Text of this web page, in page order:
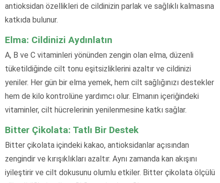
antioksidan özellikleri de cildinizin parlak ve sağlıklı kalmasına
katkıda bulunur.
Elma: Cildinizi Aydınlatın
A, B ve C vitaminleri yönünden zengin olan elma, düzenli
tüketildiğinde cilt tonu eşitsizliklerini azaltır ve cildinizi
yeniler. Her gün bir elma yemek, hem cilt sağlığınızı destekler
hem de kilo kontrolüne yardımcı olur. Elmanın içeriğindeki
vitaminler, cilt hücrelerinin yenilenmesine katkı sağlar.
Bitter Çikolata: Tatlı Bir Destek
Bitter çikolata içindeki kakao, antioksidanlar açısından
zengindir ve kırışıklıkları azaltır. Aynı zamanda kan akışını
iyileştirir ve cilt dokusunu olumlu etkiler. Bitter çikolata ölçülü